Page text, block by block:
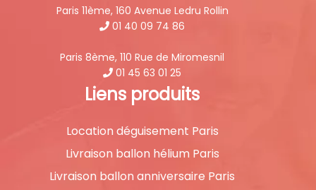
Paris 11ème, 160 Avenue Ledru Rollin
01 40 09 74 86
Paris 8ème, 110 Rue de Miromesnil
01 45 63 01 25
Liens produits
Location déguisement Paris
Livraison ballon hélium Paris
Livraison ballon anniversaire Paris